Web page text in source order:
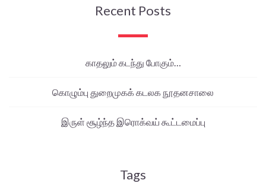
Recent Posts
காதலும் கடந்து போகும்…
கொழும்பு துறைமுகக் கடலக நூதனசாலை
இருள் சூழ்ந்த இரொக்வய் கூட்டமைப்பு
Tags